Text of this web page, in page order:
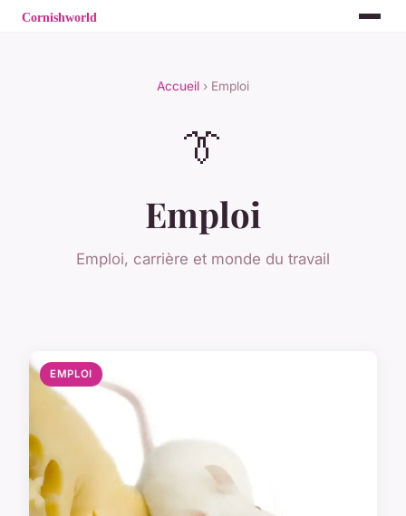
Accueil › Emploi
👔
Emploi
Emploi, carrière et monde du travail
EMPLOI